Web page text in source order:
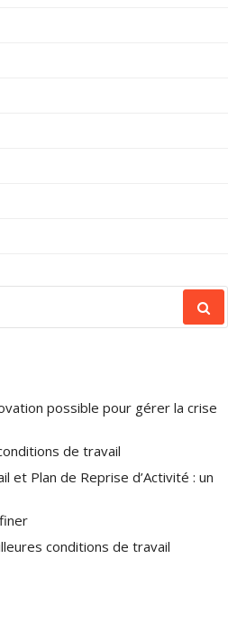
possible pour gérer la crise
de travail
et Plan de Reprise d’Activité : un
conditions de travail